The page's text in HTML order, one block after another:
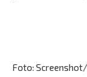
Foto: